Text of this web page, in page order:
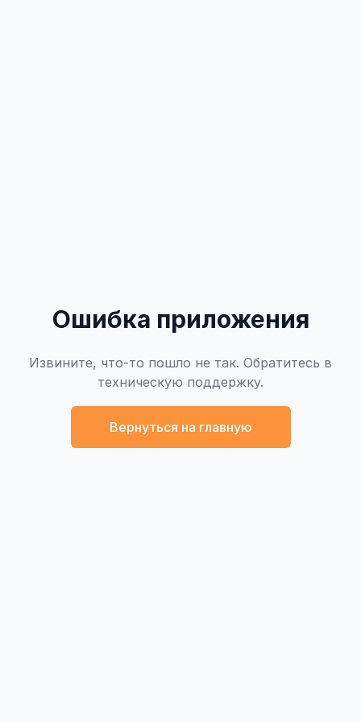
Ошибка приложения
Извините, что-то пошло не так. Обратитесь в
техническую поддержку.
Вернуться на главную